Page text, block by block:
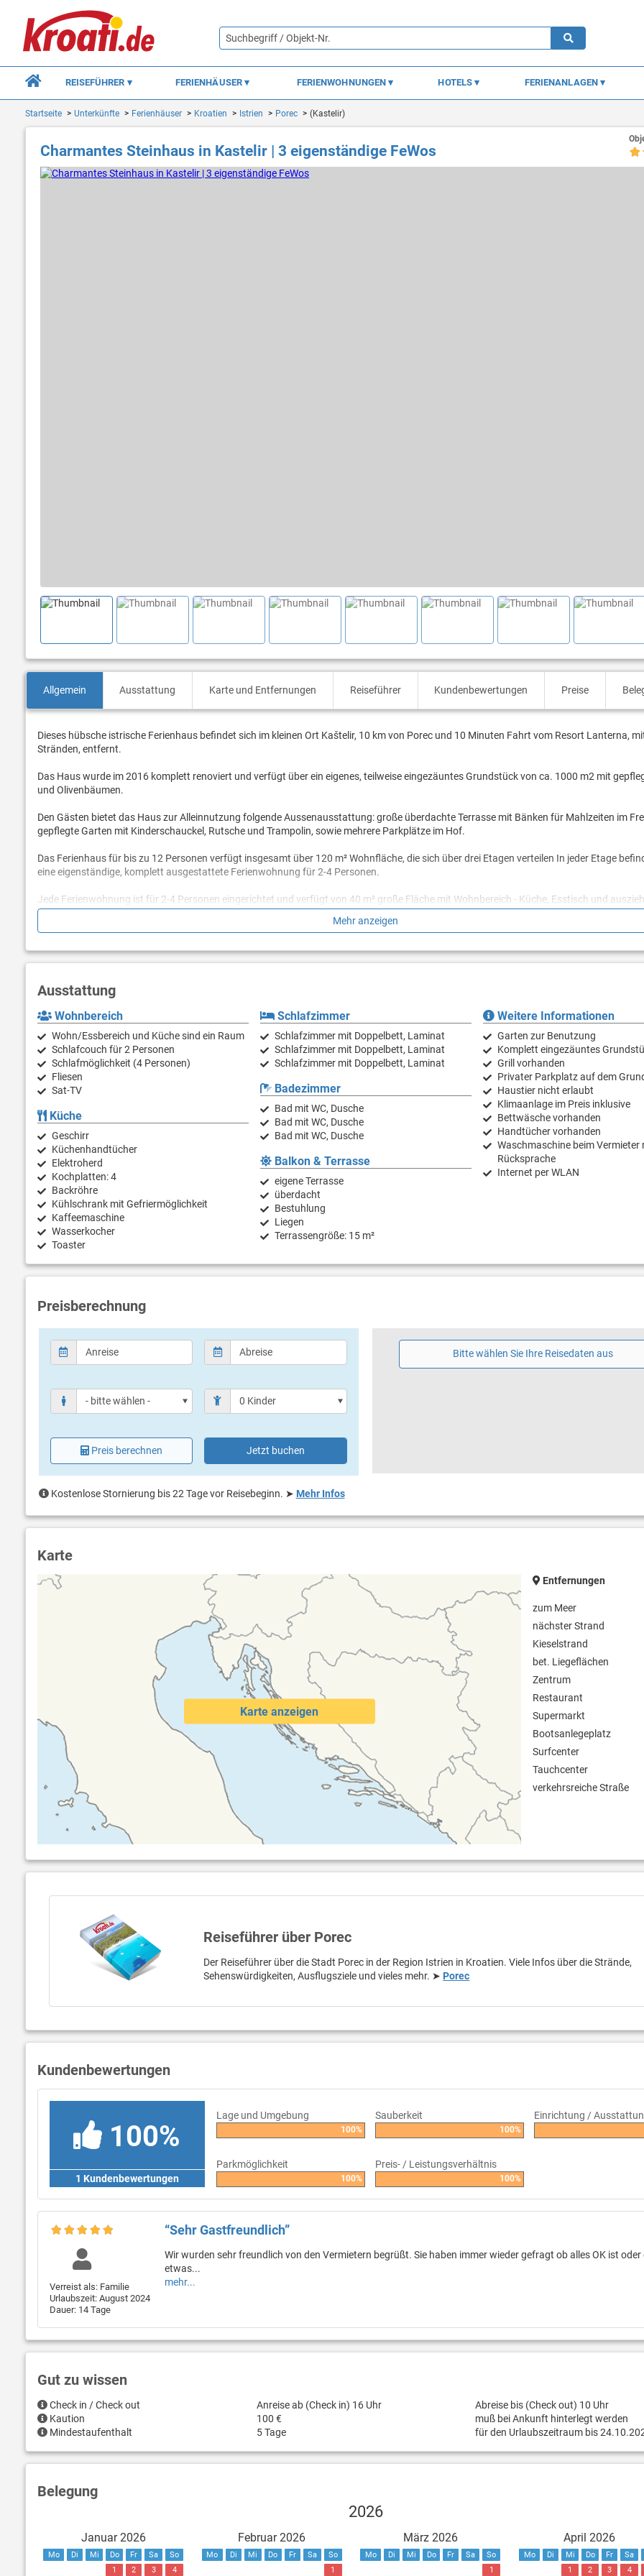
REISEFÜHRER FERIENHÄUSER FERIENWOHNUNGEN HOTELS FERIENANLAGEN
Startseite Unterkünfte Ferienhäuser Kroatien Istrien Porec (Kastelir)
Charmantes Steinhaus in Kastelir | 3 eigenständige FeWos
Allgemein Ausstattung Karte und Entfernungen Reiseführer Kundenbewertungen Preise
Dieses hübsche istrische Ferienhaus befindet sich im kleinen Ort Kaštelir, 10 km von Porec und 10 Minuten Fahrt vom Resort Lanterna,
Stränden, entfernt.
Das Haus wurde im 2016 komplett renoviert und verfügt über ein eigenes, teilweise eingezäuntes Grundstück von ca. 1000 m2 mit
und Olivenbäumen.
Den Gästen bietet das Haus zur Alleinnutzung folgende Aussenausstattung: große überdachte Terrasse mit Bänken für Mahlzeiten im
gepflegte Garten mit Kinderschauckel, Rutsche und Trampolin, sowie mehrere Parkplätze im Hof.
Das Ferienhaus für bis zu 12 Personen verfügt insgesamt über 120 m² Wohnfläche, die sich über drei Etagen verteilen In jeder Etage
eine eigenständige, komplett ausgestattete Ferienwohnung für 2-4 Personen.
Jede Ferienwohnung ist für 2-4 Personen eingerichtet und verfügt von 40 m² große Fläche mit Wohnbereich - Küche, Esstisch und
Couch, Doppelbettschlafzimmer und Bad mit Dusche/Wc. Alle Wohnungen sind klimatisiert und Wlan ist vorhanden.
wohnt in hinteren Teil des Hauses mit separatem Eingang in den Hof .
Mehr anzeigen
Ausstattung
Wohnbereich
Wohn/Essbereich und Küche sind ein Raum
Schlafcouch für 2 Personen
Schlafmöglichkeit (4 Personen)
Fliesen
Sat-TV
Küche
Geschirr
Küchenhandtücher
Elektroherd
Kochplatten: 4
Backröhre
Kühlschrank mit Gefriermöglichkeit
Kaffeemaschine
Wasserkocher
Toaster
Schlafzimmer
Schlafzimmer mit Doppelbett, Laminat
Schlafzimmer mit Doppelbett, Laminat
Schlafzimmer mit Doppelbett, Laminat
Badezimmer
Bad mit WC, Dusche
Bad mit WC, Dusche
Bad mit WC, Dusche
Balkon & Terrasse
eigene Terrasse
überdacht
Bestuhlung
Liegen
Terrassengröße: 15 m²
Weitere Informationen
Garten zur Benutzung
Komplett eingezäuntes
Grill vorhanden
Privater Parkplatz auf dem
Haustier nicht erlaubt
Klimaanlage im Preis inklusive
Bettwäsche vorhanden
Handtücher vorhanden
Waschmaschine beim Vermieter
Rücksprache
Internet per WLAN
Preisberechnung
Preis berechnen Jetzt buchen
Kostenlose Stornierung bis 22 Tage vor Reisebeginn. ➤ Mehr Infos
Bitte wählen Sie Ihre Reisedaten aus
Karte
Karte anzeigen
Entfernungen
zum Meer
nächster Strand
Kieselstrand
bet. Liegeflächen
Zentrum
Restaurant
Supermarkt
Bootsanlegeplatz
Surfcenter
Tauchcenter
verkehrsreiche Straße
Reiseführer über Porec
Der Reiseführer über die Stadt Porec in der Region Istrien in Kroatien. Viele Infos über die Strände,
Sehenswürdigkeiten, Ausflugsziele und vieles mehr. ➤ Porec
Kundenbewertungen
100%
1 Kundenbewertungen
Lage und Umgebung
100%
Sauberkeit
100%
Einrichtung /
Parkmöglichkeit
100%
Preis- / Leistungsverhältnis
100%
Verreist als: Familie
Urlaubszeit: August 2024
Dauer: 14 Tage
“Sehr Gastfreundlich”
Wir wurden sehr freundlich von den Vermietern begrüßt. Sie haben immer wieder gefragt ob alles OK ist oder
etwas...
mehr...
Gut zu wissen
Check in / Check out Anreise ab (Check in) 16 Uhr
Abreise bis (Check out) 10 Uhr
Kaution
100 €
muß bei Ankunft hinterlegt werden
Mindestaufenthalt
5 Tage für den Urlaubszeitraum bis
Belegung
2026
Januar 2026
Mo Di Mi Do Fr Sa
So
1
2 3 4
Februar 2026
Mo Di Mi Do Fr Sa
So
1
März 2026
Mo Di Mi Do Fr Sa
So
1
April 2026
Mo Di Mi Do Fr
Sa
1
2 3 4